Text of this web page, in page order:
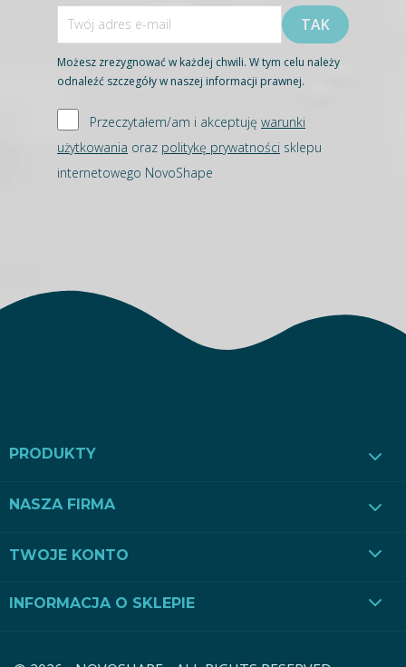
Możesz zrezygnować w każdej chwili. W tym celu należy
odnaleźć szczegóły w naszej informacji prawnej.
Przeczytałem/am i akceptuję warunki
użytkowania oraz politykę prywatności sklepu
internetowego NovoShape
PRODUKTY
NASZA FIRMA
TWOJE KONTO
INFORMACJA O SKLEPIE